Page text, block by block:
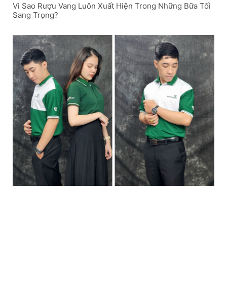
Vì Sao Rượu Vang Luôn Xuất Hiện Trong Những Bữa Tối
Sang Trọng?